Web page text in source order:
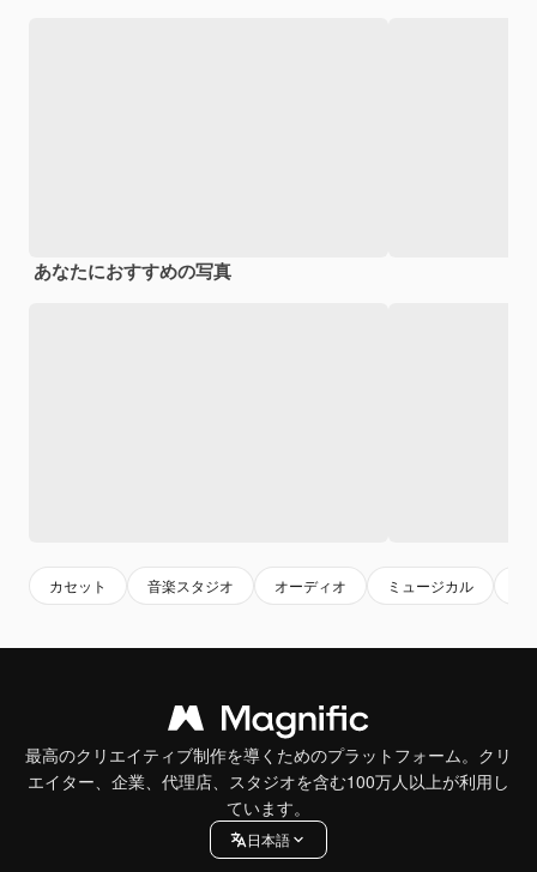
あなたにおすすめの写真
カセット 音楽スタジオ オーディオ ミュージカル
最高のクリエイティブ制作を導くためのプラットフォーム。クリ
エイター、企業、代理店、スタジオを含む100万人以上が利用し
ています。
日本語